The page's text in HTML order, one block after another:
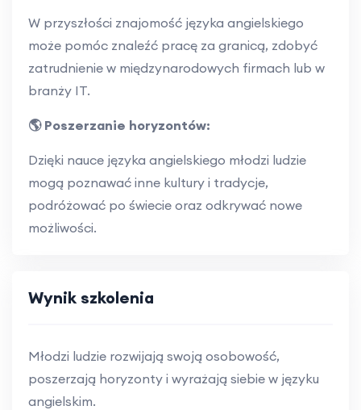
W przyszłości znajomość języka angielskiego
może pomóc znaleźć pracę za granicą, zdobyć
zatrudnienie w międzynarodowych firmach lub w
branży IT.
🌎 Poszerzanie horyzontów:
Dzięki nauce języka angielskiego młodzi ludzie
mogą poznawać inne kultury i tradycje,
podróżować po świecie oraz odkrywać nowe
możliwości.
Wynik szkolenia
Młodzi ludzie rozwijają swoją osobowość,
poszerzają horyzonty i wyrażają siebie w języku
angielskim.